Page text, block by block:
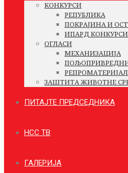
КОНКУРСИ
РЕПУБЛИКА
ПОКРАЈИНА И
ИПАРД КОНКУРСИ
ОГЛАСИ
МЕХАНИЗАЦИЈА
ЗАШТИТА ЖИВОТНЕ
ПИТАЈТЕ ПРЕДСЕДНИКА
НСС ТВ
ГАЛЕРИЈА